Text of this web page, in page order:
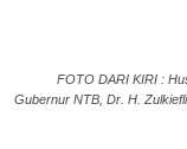
FOTO DARI KIRI :
Gubernur NTB, Dr. H.